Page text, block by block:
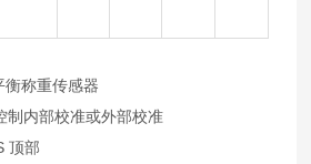
衡称重传感器
内部校准或外部校准
顶部